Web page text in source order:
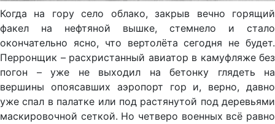
Когда на гору село облако, закрыв вечно горящий
факел на нефтяной вышке, стемнело и стало
окончательно ясно, что вертолёта сегодня не будет.
Перронщик – расхристанный авиатор в камуфляже без
погон – уже не выходил на бетонку глядеть на
вершины опоясавших аэропорт гор и, верно, давно
уже спал в палатке или под растянутой под деревьями
маскировочной сеткой. Но четверо военных всё равно